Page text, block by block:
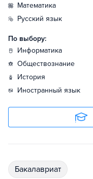
математика
русский язык
По выбору:
информатика
обществознание
история
иностранный язык
бакалавриат